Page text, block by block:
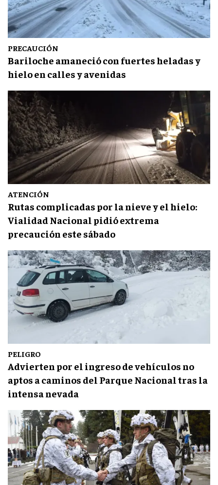
PRECAUCIÓN
Bariloche amaneció con fuertes heladas y
hielo en calles y avenidas
ATENCIÓN
Rutas complicadas por la nieve y el hielo:
Vialidad Nacional pidió extrema
precaución este sábado
PELIGRO
Advierten por el ingreso de vehículos no
aptos a caminos del Parque Nacional tras la
intensa nevada